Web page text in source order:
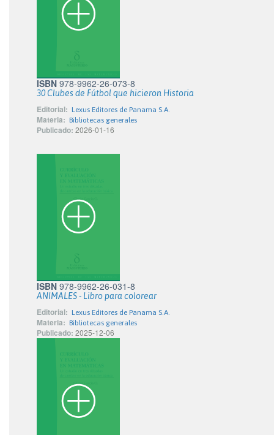
ISBN 978-9962-26-073-8
30 Clubes de Fútbol que hicieron Historia
Editorial: Lexus Editores de Panama S.A.
Materia: Bibliotecas generales
Publicado: 2026-01-16
ISBN 978-9962-26-031-8
ANIMALES - Libro para colorear
Editorial: Lexus Editores de Panama S.A.
Materia: Bibliotecas generales
Publicado: 2025-12-06